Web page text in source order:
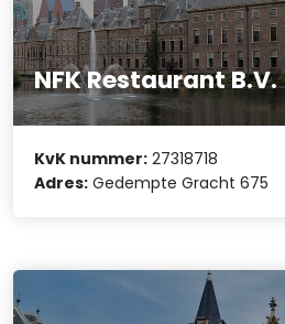
NFK Restaurant B.V.
KvK nummer: 27318718
Adres: Gedempte Gracht 675